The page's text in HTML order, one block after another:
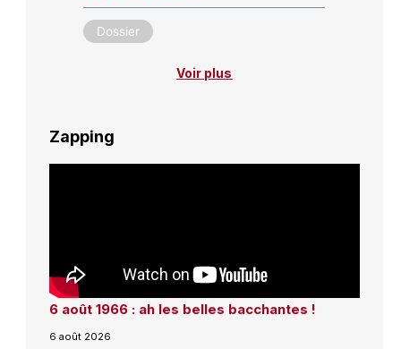
Dossier
Voir plus
Zapping
6 août 1966 : ah les belles bacchantes !
6 août 2026